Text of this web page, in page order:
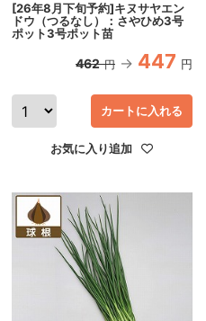
[26年8月下旬予約]キヌサヤエン
ドウ（つるなし）：さやひめ3号
ポット3号ポット苗
462 円 447 円
お気に入り追加
カートに入れる